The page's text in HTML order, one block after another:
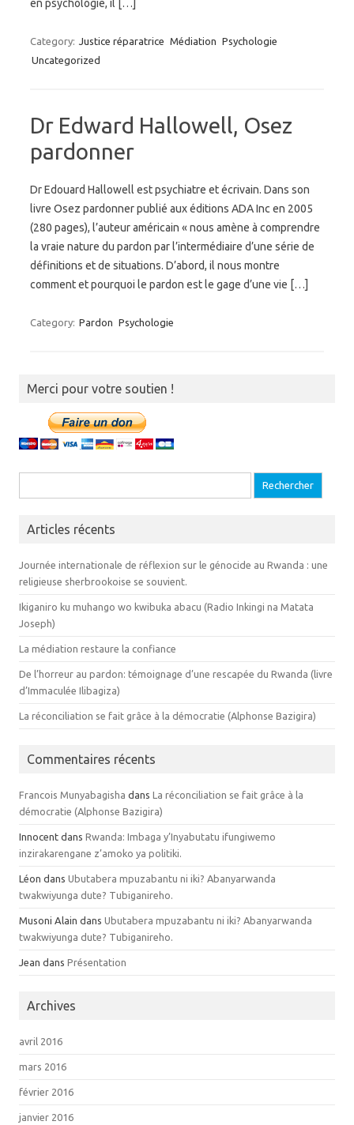
en psychologie, il […]
Category: Justice réparatrice Médiation Psychologie
Uncategorized
Dr Edward Hallowell, Osez
pardonner
Dr Edouard Hallowell est psychiatre et écrivain. Dans son
livre Osez pardonner publié aux éditions ADA Inc en 2005
(280 pages), l’auteur américain « nous amène à comprendre
la vraie nature du pardon par l’intermédiaire d’une série de
définitions et de situations. D’abord, il nous montre
comment et pourquoi le pardon est le gage d’une vie […]
Category: Pardon Psychologie
Merci pour votre soutien !
Articles récents
Journée internationale de réflexion sur le génocide au Rwanda : une
religieuse sherbrookoise se souvient.
Ikiganiro ku muhango wo kwibuka abacu (Radio Inkingi na Matata
Joseph)
La médiation restaure la confiance
De l’horreur au pardon: témoignage d’une rescapée du Rwanda (livre
d’Immaculée Ilibagiza)
La réconciliation se fait grâce à la démocratie (Alphonse Bazigira)
Commentaires récents
Francois Munyabagisha dans La réconciliation se fait grâce à la
démocratie (Alphonse Bazigira)
Innocent dans Rwanda: Imbaga y’Inyabutatu ifungiwemo
inzirakarengane z’amoko ya politiki.
Léon dans Ubutabera mpuzabantu ni iki? Abanyarwanda
twakwiyunga dute? Tubiganireho.
Musoni Alain dans Ubutabera mpuzabantu ni iki? Abanyarwanda
twakwiyunga dute? Tubiganireho.
Jean dans Présentation
Archives
avril 2016
mars 2016
février 2016
janvier 2016